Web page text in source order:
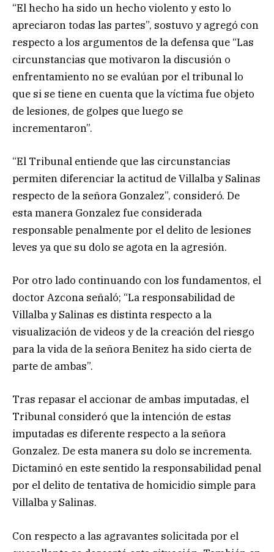
“El hecho ha sido un hecho violento y esto lo
apreciaron todas las partes”, sostuvo y agregó con
respecto a los argumentos de la defensa que “Las
circunstancias que motivaron la discusión o
enfrentamiento no se evalúan por el tribunal lo
que si se tiene en cuenta que la víctima fue objeto
de lesiones, de golpes que luego se
incrementaron”.
“El Tribunal entiende que las circunstancias
permiten diferenciar la actitud de Villalba y Salinas
respecto de la señora Gonzalez”, consideró. De
esta manera Gonzalez fue considerada
responsable penalmente por el delito de lesiones
leves ya que su dolo se agota en la agresión.
Por otro lado continuando con los fundamentos, el
doctor Azcona señaló; “La responsabilidad de
Villalba y Salinas es distinta respecto a la
visualización de videos y de la creación del riesgo
para la vida de la señora Benitez ha sido cierta de
parte de ambas”.
Tras repasar el accionar de ambas imputadas, el
Tribunal consideró que la intención de estas
imputadas es diferente respecto a la señora
Gonzalez. De esta manera su dolo se incrementa.
Dictaminó en este sentido la responsabilidad penal
por el delito de tentativa de homicidio simple para
Villalba y Salinas.
Con respecto a las agravantes solicitada por el